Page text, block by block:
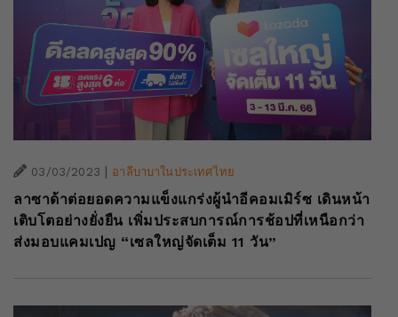
03/03/2023 | อาลีบาบาในประเทศไทย
ลาซาด้าต่อยอดความแข็งแกร่งผู้นำอีคอมเมิร์ซ เดินหน้า
เติบโตอย่างยั่งยืน เพิ่มประสบการณ์การช้อปที่เหนือกว่า
ส่งมอบแคมเปญ “เซลใหญ่จัดเต็ม 11 วัน”